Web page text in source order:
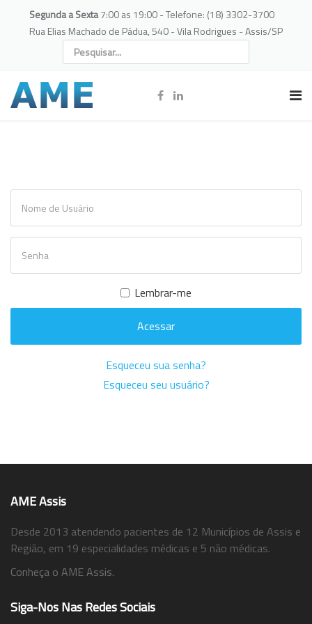
Segunda a Sexta7:00 as 19:00 - Telefone: (18) 3302-3700
Rua Elias Machado de Pádua, 540 - Vila Rodrigues - Assis/SP
Lembrar-me
Acessar
Esqueceu sua senha?
Esqueceu seu usuário?
AME Assis
Desde 2013 atendendo pacientes de 12 Municípios de Assis e
Região, em 19 especialidades médicas e 5 não médicas.
Conheça o AME Assis.
Siga-Nos Nas Redes Sociais